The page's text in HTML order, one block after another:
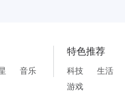
音乐
特色推荐
科技
生活
游戏